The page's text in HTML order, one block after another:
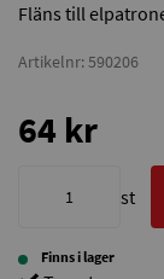
Fläns till
Artikelnr: 590206
64 kr
st
Finns i lager